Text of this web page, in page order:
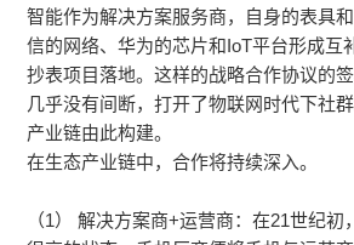
智能作为解决方案服务商，自身的表具
信的网络、华为的芯片和IoT平台形成互
抄表项目落地。这样的战略合作协议的
几乎没有间断，打开了物联网时代下社
产业链由此构建。
在生态产业链中，合作将持续深入。
（1） 解决方案商+运营商：在21世纪